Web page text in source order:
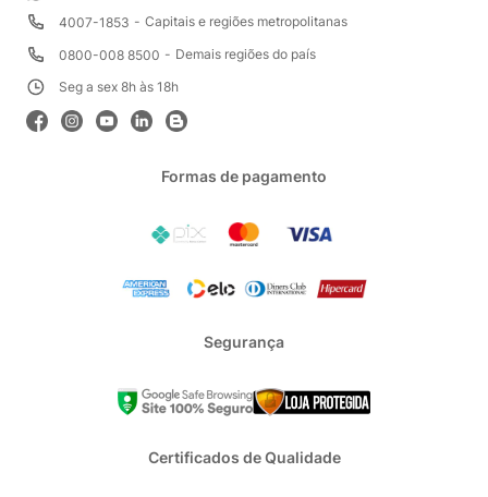
4007-1853
Capitais e regiões metropolitanas
0800-008 8500
Demais regiões do país
Seg a sex 8h às 18h
Formas de pagamento
Segurança
Certificados de Qualidade